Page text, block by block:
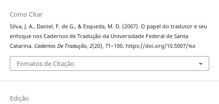
Como Citar
Silva, J. A., Daniel, F. de G., & Esqueda, M. D. (2007). O papel do tradutor e seu
enfoque nos Cadernos de Tradução da Universidade Federal de Santa
Catarina. Cadernos De Tradução, 2(20), 71–100. https://doi.org/10.5007/%x
Fomatos de Citação
Edição